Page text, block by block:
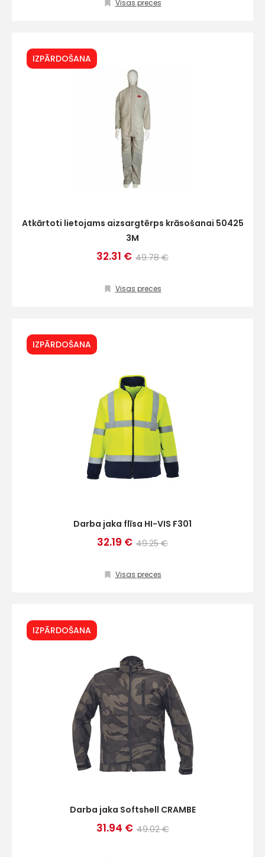
Visas preces
IZPĀRDOŠANA
Atkārtoti lietojams aizsargtērps krāsošanai 50425
3M
32.31 € 49.78 €
Visas preces
IZPĀRDOŠANA
Darba jaka flīsa HI-VIS F301
32.19 € 49.25 €
Visas preces
IZPĀRDOŠANA
Darba jaka Softshell CRAMBE
31.94 € 49.02 €
mums!
Atbildēsim
pēc
iespējas
ātrāk
Vārds
Ziņojums
pastā
Sūtīt ziņojumu
Darbdienās:
8:00 – 17:00
(+371) 63 881
186
info@hards.lv
+